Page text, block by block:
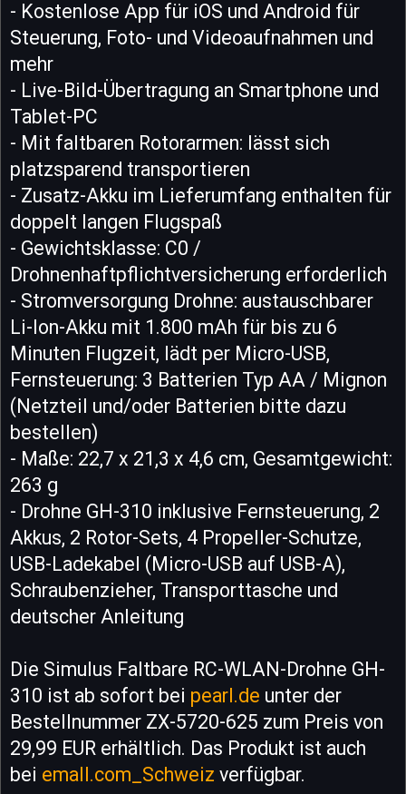
- Kostenlose App für iOS und Android für
Steuerung, Foto- und Videoaufnahmen und
mehr
- Live-Bild-Übertragung an Smartphone und
Tablet-PC
- Mit faltbaren Rotorarmen: lässt sich
platzsparend transportieren
- Zusatz-Akku im Lieferumfang enthalten für
doppelt langen Flugspaß
- Gewichtsklasse: C0 /
Drohnenhaftpflichtversicherung erforderlich
- Stromversorgung Drohne: austauschbarer
Li-Ion-Akku mit 1.800 mAh für bis zu 6
Minuten Flugzeit, lädt per Micro-USB,
Fernsteuerung: 3 Batterien Typ AA / Mignon
(Netzteil und/oder Batterien bitte dazu
bestellen)
- Maße: 22,7 x 21,3 x 4,6 cm, Gesamtgewicht:
263 g
- Drohne GH-310 inklusive Fernsteuerung, 2
Akkus, 2 Rotor-Sets, 4 Propeller-Schutze,
USB-Ladekabel (Micro-USB auf USB-A),
Schraubenzieher, Transporttasche und
deutscher Anleitung
Die Simulus Faltbare RC-WLAN-Drohne GH-
310 ist ab sofort bei pearl.de unter der
Bestellnummer ZX-5720-625 zum Preis von
29,99 EUR erhältlich. Das Produkt ist auch
bei emall.com_Schweiz verfügbar.